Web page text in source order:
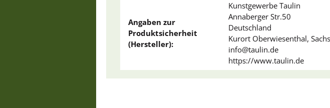
Angaben zur
Produktsicherheit
(Hersteller):
Kunstgewerbe Taulin
Annaberger Str.50
Deutschland
Kurort Oberwiesenthal,
info@taulin.de
https://www.taulin.de